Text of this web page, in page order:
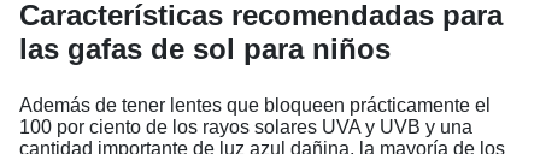
Características recomendadas para
las gafas de sol para niños
Además de tener lentes que bloqueen prácticamente el
100 por ciento de los rayos solares UVA y UVB y una
cantidad importante de luz azul dañina, la mayoría de los